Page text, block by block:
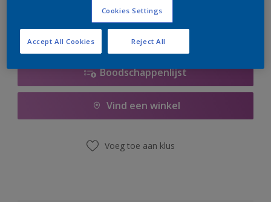
Boodschappenlijst
Vind een winkel
Voeg toe aan klus
Cookies Settings
Reject All
Accept All Cookies